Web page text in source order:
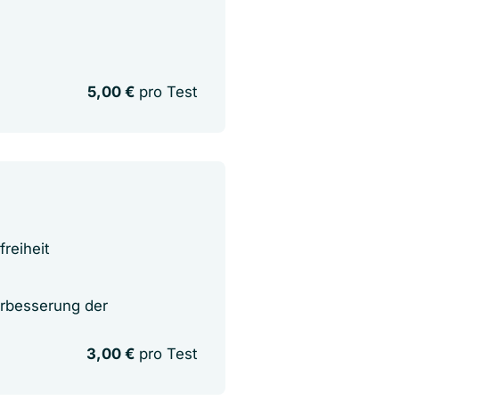
5,00 € pro Test
der
3,00 € pro Test